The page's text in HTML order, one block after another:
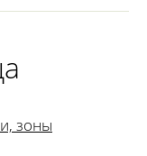
зоны